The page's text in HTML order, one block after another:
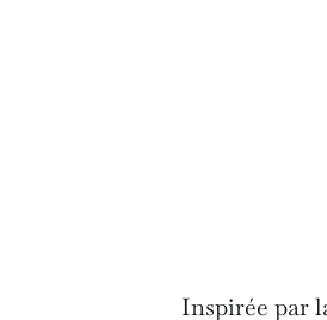
Inspirée par